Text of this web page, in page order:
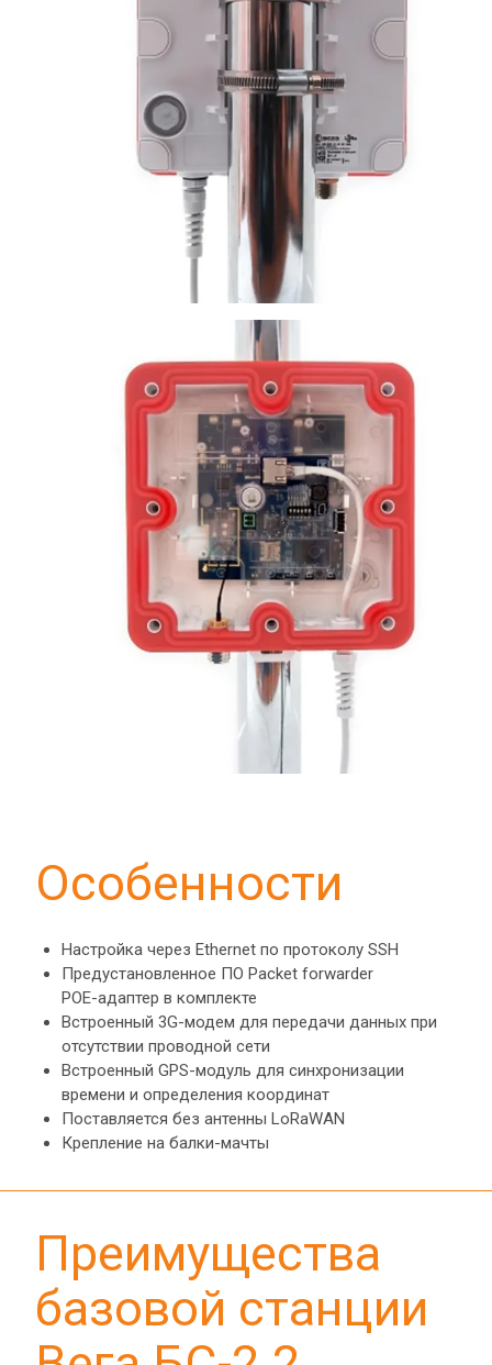
Особенности
Настройка через Ethernet по протоколу SSH
Предустановленное ПО Packet forwarder
POE-адаптер в комплекте
Встроенный 3G-модем для передачи данных при
отсутствии проводной сети
Встроенный GPS-модуль для синхронизации
времени и определения координат
Поставляется без антенны LoRaWAN
Крепление на балки-мачты
Преимущества
базовой станции